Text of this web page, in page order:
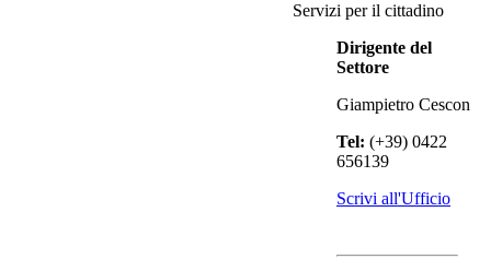
Servizi per il cittadino
Dirigente del
Settore
Giampietro Cescon
Tel: (+39) 0422
656139
Scrivi all'Ufficio